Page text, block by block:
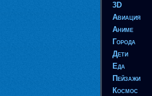
3D
Авиация
Аниме
Города
Дети
Еда
Пейзажи
Космос